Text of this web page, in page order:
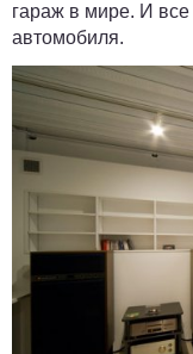
гараж в мире. И все
автомобиля.